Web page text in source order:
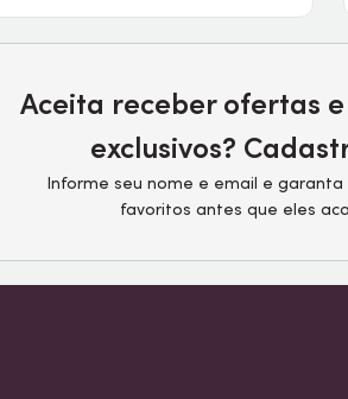
Aceita receber ofertas
exclusivos?
Informe seu nome e email e garanta
favoritos antes que eles